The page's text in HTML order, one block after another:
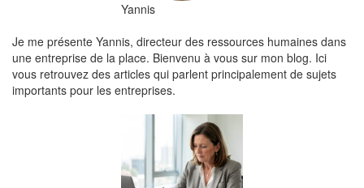
Yannis
Je me présente Yannis, directeur des ressources humaines dans
une entreprise de la place. Bienvenu à vous sur mon blog. Ici
vous retrouvez des articles qui parlent principalement de sujets
importants pour les entreprises.